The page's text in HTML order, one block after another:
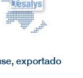
exportado